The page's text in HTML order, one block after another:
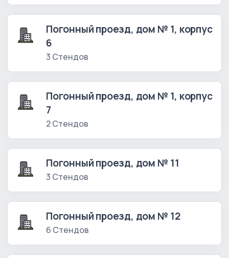
Погонный проезд, дом № 1, корпус
6
3 Стендов
Погонный проезд, дом № 1, корпус
7
2 Стендов
Погонный проезд, дом № 11
3 Стендов
Погонный проезд, дом № 12
6 Стендов